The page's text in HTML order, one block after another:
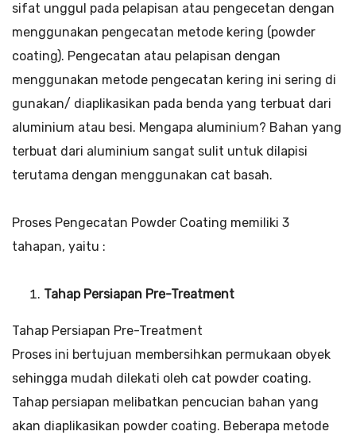
sifat unggul pada pelapisan atau pengecetan dengan
menggunakan pengecatan metode kering (powder
coating). Pengecatan atau pelapisan dengan
menggunakan metode pengecatan kering ini sering di
gunakan/ diaplikasikan pada benda yang terbuat dari
aluminium atau besi. Mengapa aluminium? Bahan yang
terbuat dari aluminium sangat sulit untuk dilapisi
terutama dengan menggunakan cat basah.
Proses Pengecatan Powder Coating memiliki 3
tahapan, yaitu :
Tahap Persiapan Pre-Treatment
Tahap Persiapan Pre-Treatment
Proses ini bertujuan membersihkan permukaan obyek
sehingga mudah dilekati oleh cat powder coating.
Tahap persiapan melibatkan pencucian bahan yang
akan diaplikasikan powder coating. Beberapa metode